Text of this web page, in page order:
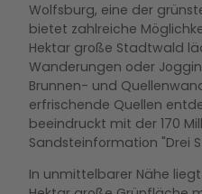
Wolfsburg, eine der
bietet zahlreiche
Hektar große Stadtwald
Wanderungen oder
Brunnen- und
erfrischende Quellen
beeindruckt mit der 170
Sandsteinformation "Drei
In unmittelbarer Nähe liegt